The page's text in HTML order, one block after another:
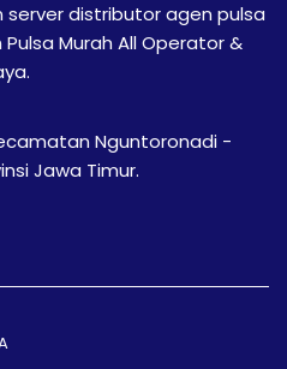
server distributor agen pulsa
Murah All Operator &
Nguntoronadi -
Jawa Timur.